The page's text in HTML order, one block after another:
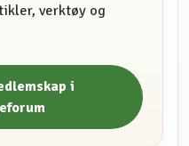
verktøy og
i